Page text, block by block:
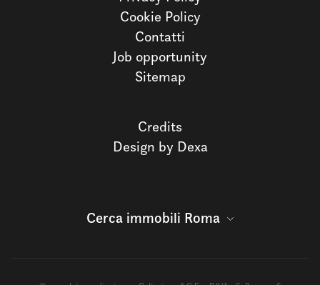
Cookie Policy
Contatti
Job opportunity
Sitemap
Credits
Design by Dexa
Cerca immobili Roma